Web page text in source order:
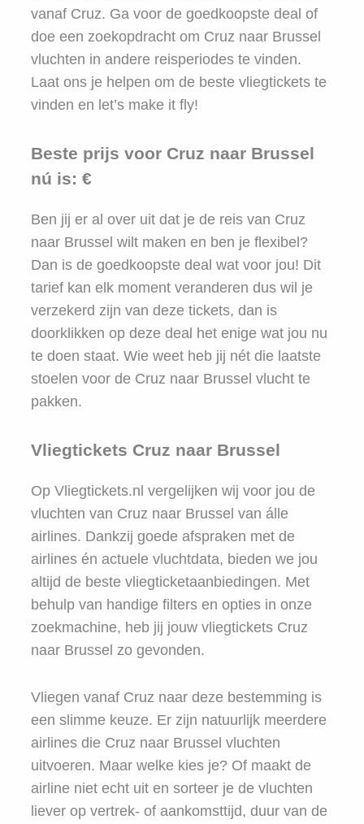
vanaf Cruz. Ga voor de goedkoopste deal of
doe een zoekopdracht om Cruz naar Brussel
vluchten in andere reisperiodes te vinden.
Laat ons je helpen om de beste vliegtickets te
vinden en let’s make it fly!
Beste prijs voor Cruz naar Brussel
nú is: €
Ben jij er al over uit dat je de reis van Cruz
naar Brussel wilt maken en ben je flexibel?
Dan is de goedkoopste deal wat voor jou! Dit
tarief kan elk moment veranderen dus wil je
verzekerd zijn van deze tickets, dan is
doorklikken op deze deal het enige wat jou nu
te doen staat. Wie weet heb jij nét die laatste
stoelen voor de Cruz naar Brussel vlucht te
pakken.
Vliegtickets Cruz naar Brussel
Op Vliegtickets.nl vergelijken wij voor jou de
vluchten van Cruz naar Brussel van álle
airlines. Dankzij goede afspraken met de
airlines én actuele vluchtdata, bieden we jou
altijd de beste vliegticketaanbiedingen. Met
behulp van handige filters en opties in onze
zoekmachine, heb jij jouw vliegtickets Cruz
naar Brussel zo gevonden.
Vliegen vanaf Cruz naar deze bestemming is
een slimme keuze. Er zijn natuurlijk meerdere
airlines die Cruz naar Brussel vluchten
uitvoeren. Maar welke kies je? Of maakt de
airline niet echt uit en sorteer je de vluchten
liever op vertrek- of aankomsttijd, duur van de